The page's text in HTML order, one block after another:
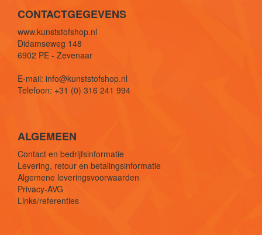
CONTACTGEGEVENS
www.kunststofshop.nl
Didamseweg 148
6902 PE - Zevenaar
E-mail: info@kunststofshop.nl
Telefoon: +31 (0) 316 241 994
ALGEMEEN
Contact en bedrijfsinformatie
Levering, retour en betalingsinformatie
Algemene leveringsvoorwaarden
Privacy-AVG
Links/referenties